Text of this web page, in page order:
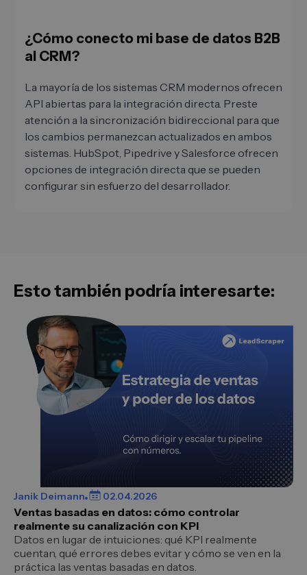
¿Cómo conecto mi base de datos B2B
al CRM?
La mayoría de los sistemas CRM modernos ofrecen
API abiertas para la integración directa. Preste
atención a la sincronización bidireccional para que
los cambios permanezcan actualizados en ambos
sistemas. HubSpot, Pipedrive y Salesforce ofrecen
opciones de integración directa que se pueden
configurar sin esfuerzo del desarrollador.
Esto también podría interesarte:
Janik Deimann 02.04.2026
Ventas basadas en datos: cómo controlar
realmente su canalización con KPI
Datos en lugar de intuiciones: qué KPI realmente
cuentan, qué errores debes evitar y cómo se ven en la
práctica las ventas basadas en datos.